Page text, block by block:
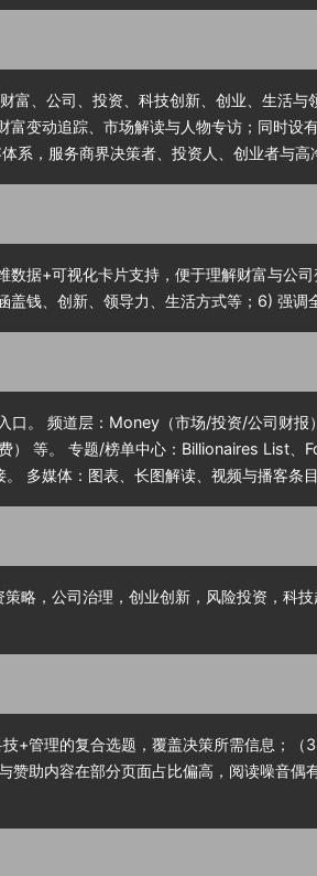
贝索斯收购了该报，推动了
，增加了在线订阅服务，
视频报道和播客内容，进一
球受众。
别是
、公司、投资、科技创新、创业、生活与
变动追踪、市场解读与人物专访；同时
，服务商界决策者、投资人、创业者与高
据+可视化卡片支持，便于理解财富与公
钱、创新、领导力、生活方式等；6) 强调
口。 频道层：Money（市场/投资/公司财
） 等。 专题/榜单中心：Billionaires List
多媒体：图表、长图解读、视频与播客条
略，公司治理，创业创新，风险投资，科
+管理的复合选题，覆盖决策所需信息；
赞助内容在部分页面占比偏高，阅读噪音